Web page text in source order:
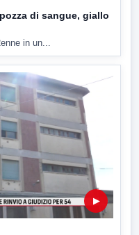
di sangue, giallo
in un...
▶